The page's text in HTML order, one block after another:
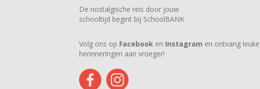
De nostalgische reis door jouw
schooltijd begint bij SchoolBANK
Volg ons op Facebook en Instagram en ontvang leuke
herinneringen aan vroeger!